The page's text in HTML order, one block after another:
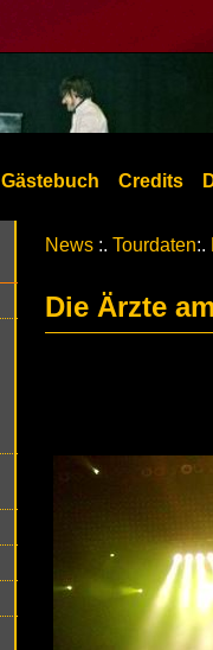
Gästebuch Credits
News :. Tourdaten:.
Die Ärzte